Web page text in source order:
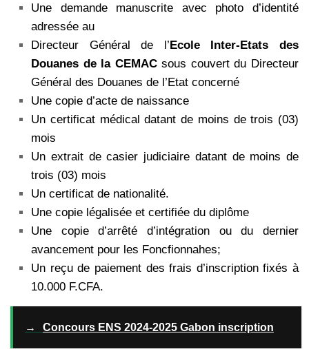
Une demande manuscrite avec photo d’identité
adressée au
Directeur Général de l’Ecole Inter-Etats des
Douanes de la CEMACsous couvert du Directeur
Général des Douanes de l’Etat concerné
Une copie d’acte de naissance
Un certificat médical datant de moins de trois (03)
mois
Un extrait de casier judiciaire datant de moins de
trois (03) mois
Un certificat de nationalité.
Une copie légalisée et certifiée du diplôme
Une copie d’arrêté d’intégration ou du dernier
avancement pour les Foncfionnahes;
Un reçu de paiement des frais d’inscription fixés à
10.000 F.CFA.
→ Concours ENS 2024-2025 Gabon inscription